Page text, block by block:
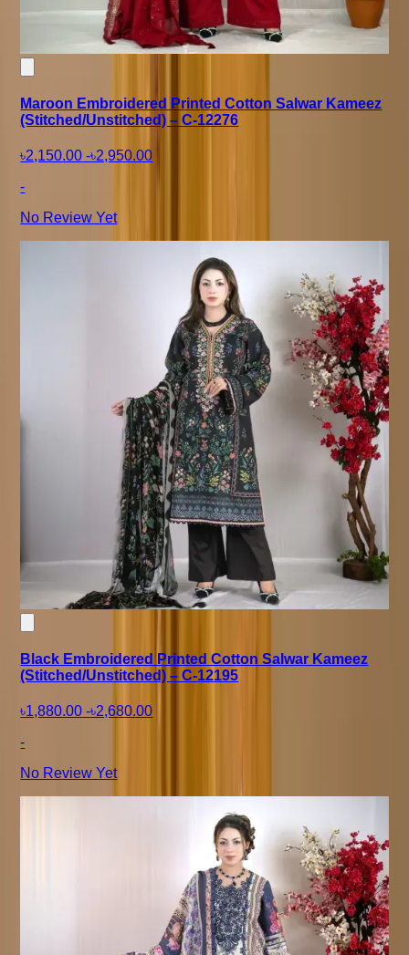
Maroon Embroidered Printed Cotton Salwar Kameez
(Stitched/Unstitched) – C-12276
৳2,150.00 -৳2,950.00
-
No Review Yet
Black Embroidered Printed Cotton Salwar Kameez
(Stitched/Unstitched) – C-12195
৳1,880.00 -৳2,680.00
-
No Review Yet